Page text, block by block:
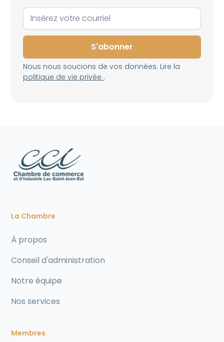
Nous nous soucions de vos données. Lire la
politique de vie privée .
La Chambre
À propos
Conseil d'administration
Notre équipe
Nos services
Membres